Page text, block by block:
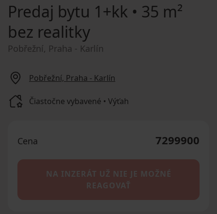
Predaj bytu 1+kk • 35 m²
bez realitky
Pobřežní, Praha - Karlín
Pobřežní, Praha - Karlín
Čiastočne vybavené • Výťah
Cena 7299900
NA INZERÁT UŽ NIE JE MOŽNÉ
REAGOVAŤ